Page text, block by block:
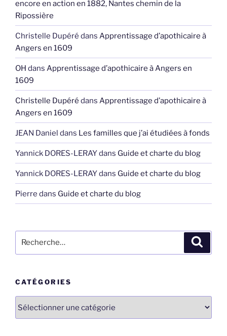
encore en action en 1882, Nantes chemin de la
Ripossière
Christelle Dupéré dans Apprentissage d’apothicaire à
Angers en 1609
OH dans Apprentissage d’apothicaire à Angers en
1609
Christelle Dupéré dans Apprentissage d’apothicaire à
Angers en 1609
JEAN Daniel dans Les familles que j’ai étudiées à fonds
Yannick DORES-LERAYdans Guide et charte du blog
Yannick DORES-LERAYdans Guide et charte du blog
Pierre dans Guide et charte du blog
pour
CATÉGORIES